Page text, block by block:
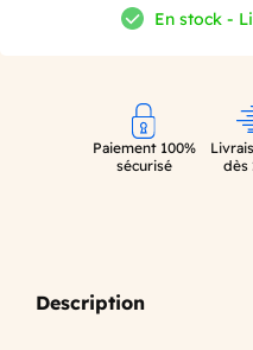
En stock -
Paiement 100%
sécurisé
dès
Description